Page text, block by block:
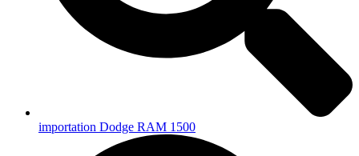
importation Dodge RAM 1500